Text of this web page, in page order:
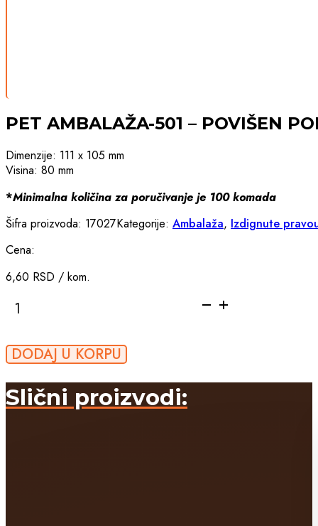
PET AMBALAŽA-501 – POVIŠEN
Dimenzije: 111 x 105 mm
Visina: 80 mm
*Minimalna količina za poručivanje je 100 komada
Šifra proizvoda: 17027Kategorije: Ambalaža, Izdignute
Cena:
6,60 RSD / kom.
PET
AMBALAŽA-
-
POVIŠEN
POKLOPAC/
ZA
1
DODAJ U KORPU
Slični proizvodi: